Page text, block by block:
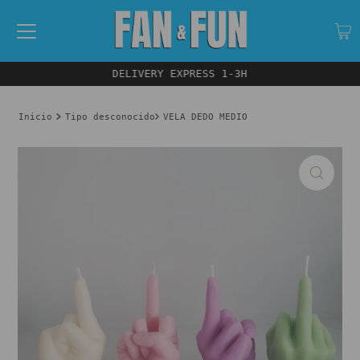
DELIVERY EXPRESS 1-3H
Inicio Tipo desconocido VELA DEDO MEDIO